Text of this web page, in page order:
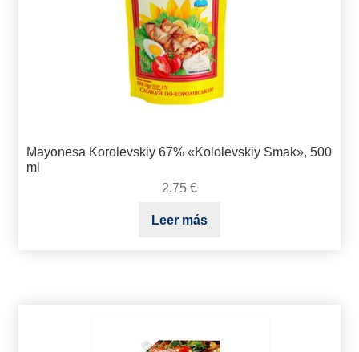
Mayonesa Korolevskiy 67% «Kololevskiy Smak», 500
ml
2,75 €
Leer más